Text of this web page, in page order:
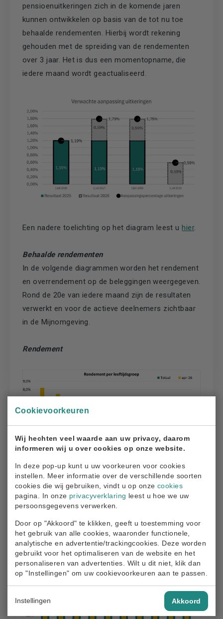
Cookievoorkeuren
Wij hechten veel waarde aan uw privacy, daarom
informeren wij u over cookies op onze website.
In deze pop-up kunt u uw voorkeuren voor cookies
instellen. Meer informatie over de verschillende soorten
cookies die wij gebruiken, vindt u op onze cookies
pagina. In onze privacyverklaring leest u hoe we uw
persoonsgegevens verwerken.
Door op "Akkoord" te klikken, geeft u toestemming voor
het gebruik van alle cookies, waaronder functionele,
analytische en advertentie/trackingcookies. Deze worden
gebruikt voor het optimaliseren van de website en het
personaliseren van advertenties. Wilt u dit niet, klik dan
op "Instellingen" om uw cookievoorkeuren aan te passen.
Instellingen Akkoord
pensioenuitkeringen zich in de komende jaren
kunnen ontwikkelen op basis van de tot nu toe
behaalde rendementen. Hierbij wordt rekening
gehouden met de spreiding van de rendementen
over 3 jaar. Het is dus een momentopname, die
iedere maand wordt geactualiseerd.
Een nadere toelichting op het diagram leest uhier.
Behaalde rendementen
In de volgende diagrammen worden het rendement
en overrendement op de beleggingen weergegeven.
Rond de 20e van iedere maand zijn de resultaten
verwerkt en voor de actieve deelnemers zichtbaar
in de Mijnomgeving.
Rendement
Overrendement